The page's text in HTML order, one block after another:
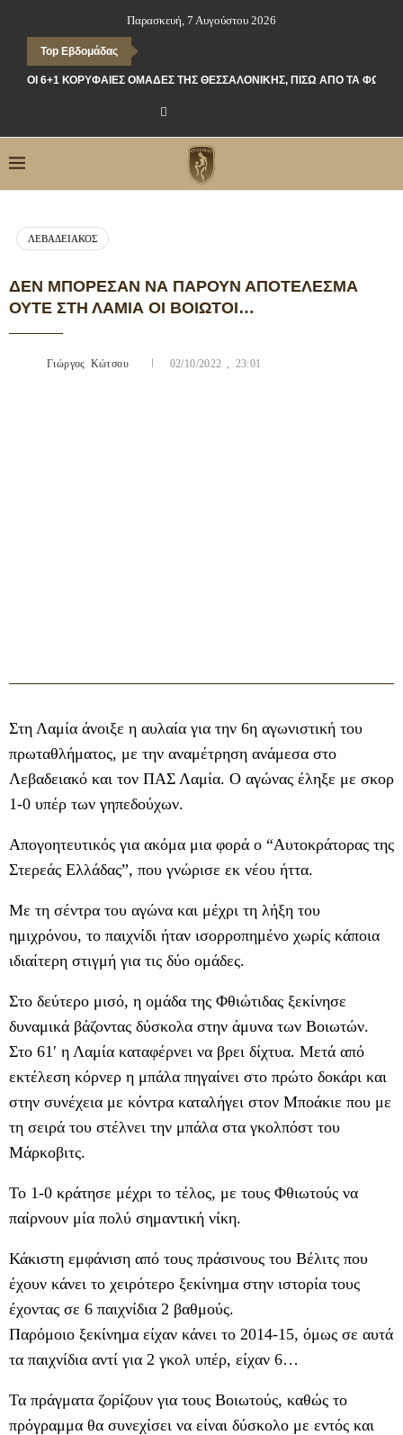
Παρασκευή, 7 Αυγούστου 2026
Top Εβδομάδας
ΟΙ 6+1 ΚΟΡΥΦΑΊΕΣ ΟΜΆΔΕΣ ΤΗΣ ΘΕΣΣΑΛΟΝΊΚΗΣ, ΠΊΣΩ ΑΠΌ ΤΑ ΦΏΤΑ
ΛΕΒΑΔΕΙΑΚΌΣ
ΔΕΝ ΜΠΌΡΕΣΑΝ ΝΑ ΠΆΡΟΥΝ ΑΠΟΤΈΛΕΣΜΑ
ΟΎΤΕ ΣΤΗ ΛΑΜΊΑ ΟΙ ΒΟΙΩΤΟΊ…
Γιώργος Κώτσου 02/10/2022 , 23:01
Στη Λαμία άνοιξε η αυλαία για την 6η αγωνιστική του
πρωταθλήματος, με την αναμέτρηση ανάμεσα στο
Λεβαδειακό και τον ΠΑΣ Λαμία. Ο αγώνας έληξε με σκορ
1-0 υπέρ των γηπεδούχων.
Απογοητευτικός για ακόμα μια φορά ο “Αυτοκράτορας της
Στερεάς Ελλάδας”, που γνώρισε εκ νέου ήττα.
Με τη σέντρα του αγώνα και μέχρι τη λήξη του
ημιχρόνου, το παιχνίδι ήταν ισορροπημένο χωρίς κάποια
ιδιαίτερη στιγμή για τις δύο ομάδες.
Στο δεύτερο μισό, η ομάδα της Φθιώτιδας ξεκίνησε
δυναμικά βάζοντας δύσκολα στην άμυνα των Βοιωτών.
Στο 61′ η Λαμία καταφέρνει να βρει δίχτυα. Μετά από
εκτέλεση κόρνερ η μπάλα πηγαίνει στο πρώτο δοκάρι και
στην συνέχεια με κόντρα καταλήγει στον Μποάκιε που με
τη σειρά του στέλνει την μπάλα στα γκολπόστ του
Μάρκοβιτς.
Το 1-0 κράτησε μέχρι το τέλος, με τους Φθιωτούς να
παίρνουν μία πολύ σημαντική νίκη.
Κάκιστη εμφάνιση από τους πράσινους του Βέλιτς που
έχουν κάνει το χειρότερο ξεκίνημα στην ιστορία τους
έχοντας σε 6 παιχνίδια 2 βαθμούς.
Παρόμοιο ξεκίνημα είχαν κάνει το 2014-15, όμως σε αυτά
τα παιχνίδια αντί για 2 γκολ υπέρ, είχαν 6…
Τα πράγματα ζορίζουν για τους Βοιωτούς, καθώς το
πρόγραμμα θα συνεχίσει να είναι δύσκολο με εντός και